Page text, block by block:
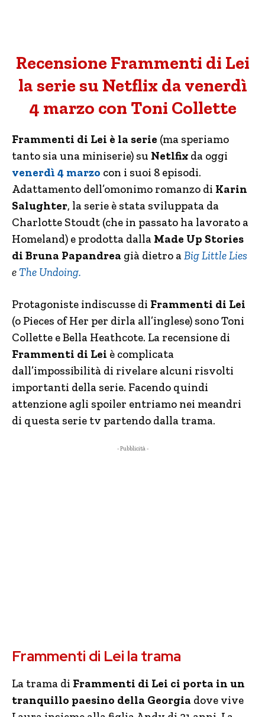
Recensione Frammenti di Lei
la serie su Netflix da venerdì
4 marzo con Toni Collette
Frammenti di Lei è la serie (ma speriamo
tanto sia una miniserie) su Netlfix da oggi
venerdì 4 marzo con i suoi 8 episodi.
Adattamento dell’omonimo romanzo di Karin
Salughter, la serie è stata sviluppata da
Charlotte Stoudt (che in passato ha lavorato a
Homeland) e prodotta dalla Made Up Stories
di Bruna Papandrea già dietro aBig Little Lies
eThe Undoing.
Protagoniste indiscusse di Frammenti di Lei
(o Pieces of Her per dirla all’inglese) sono Toni
Collette e Bella Heathcote. La recensione di
Frammenti di Lei è complicata
dall’impossibilità di rivelare alcuni risvolti
importanti della serie. Facendo quindi
attenzione agli spoiler entriamo nei meandri
di questa serie tv partendo dalla trama.
- Pubblicità -
Frammenti di Lei la trama
La trama di Frammenti di Lei ci porta in un
tranquillo paesino della Georgia dove vive